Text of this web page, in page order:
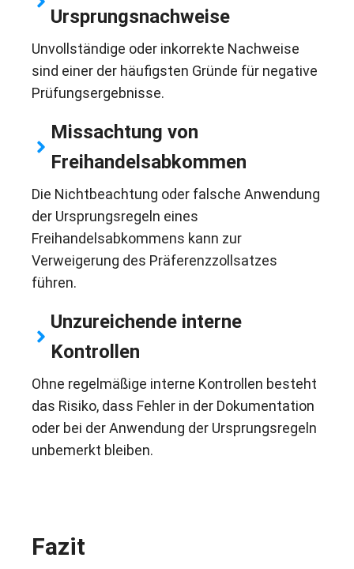
Ursprungsnachweise
Unvollständige oder inkorrekte Nachweise
sind einer der häufigsten Gründe für negative
Prüfungsergebnisse.
Missachtung von
Freihandelsabkommen
Die Nichtbeachtung oder falsche Anwendung
der Ursprungsregeln eines
Freihandelsabkommens kann zur
Verweigerung des Präferenzzollsatzes
führen.
Unzureichende interne
Kontrollen
Ohne regelmäßige interne Kontrollen besteht
das Risiko, dass Fehler in der Dokumentation
oder bei der Anwendung der Ursprungsregeln
unbemerkt bleiben.
Fazit